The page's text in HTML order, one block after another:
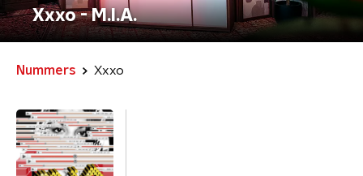
Xxxo - M.I.A.
Nummers Xxxo